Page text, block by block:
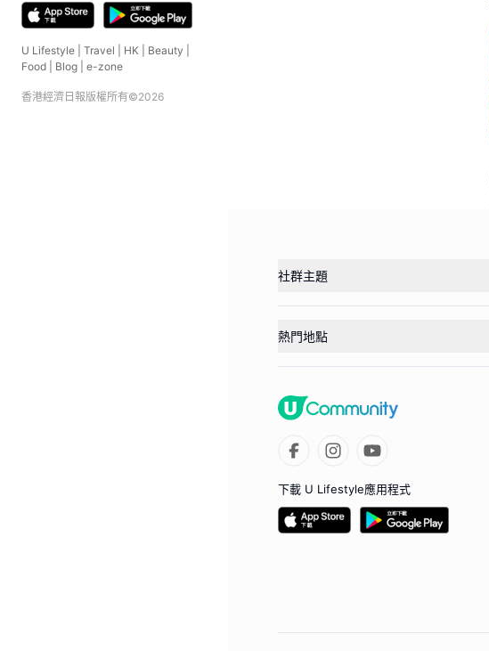
U Lifestyle Travel HK Beauty
Food
Blog e-zone
香港經濟日報版權所有©2026
社群主題
熱門地點
下載 U Lifestyle應用程式